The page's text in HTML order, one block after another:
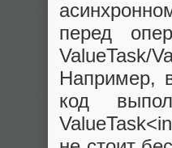
перед
ValueTask/
Например,
код